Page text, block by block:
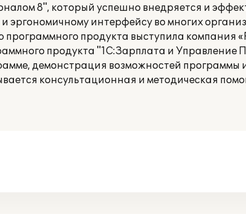
8", который успешно внедряется и
интерфейсу во многих
продукта выступила компания
продукта "1С:Зарплата и Управление
демонстрация возможностей программы
консультационная и методическая